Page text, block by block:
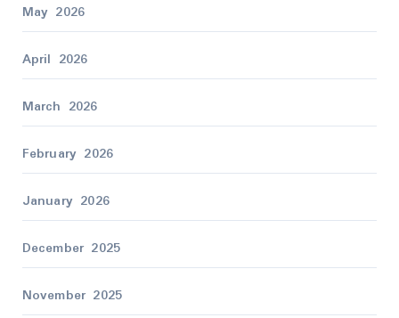
May 2026
April 2026
March 2026
February 2026
January 2026
December 2025
November 2025